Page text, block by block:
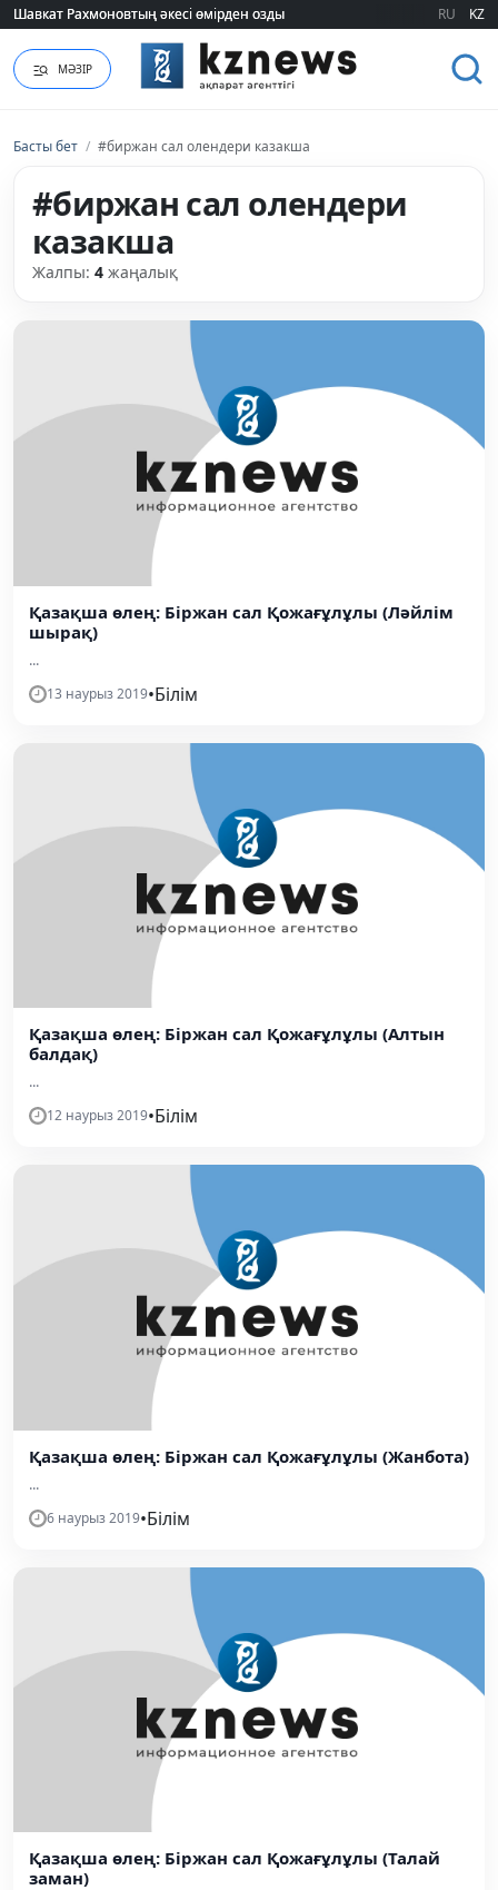
Шавкат Рахмоновтың әкесі өмірден озды
Шавкат Рахмоновтың әкесі өмірден озды RU KZ
МӘЗІР
Басты бет / #биржан сал олендери казакша
#биржан сал олендери
казакша
Жалпы: 4 жаңалық
Қазақша өлең: Біржан сал Қожағұлұлы (Ләйлім
шырақ)
...
13 наурыз 2019•Білім
Қазақша өлең: Біржан сал Қожағұлұлы (Алтын
балдақ)
...
12 наурыз 2019•Білім
Қазақша өлең: Біржан сал Қожағұлұлы (Жанбота)
...
6 наурыз 2019•Білім
Қазақша өлең: Біржан сал Қожағұлұлы (Талай
заман)